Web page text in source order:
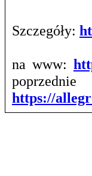
Szczegóły:
na www:
https://